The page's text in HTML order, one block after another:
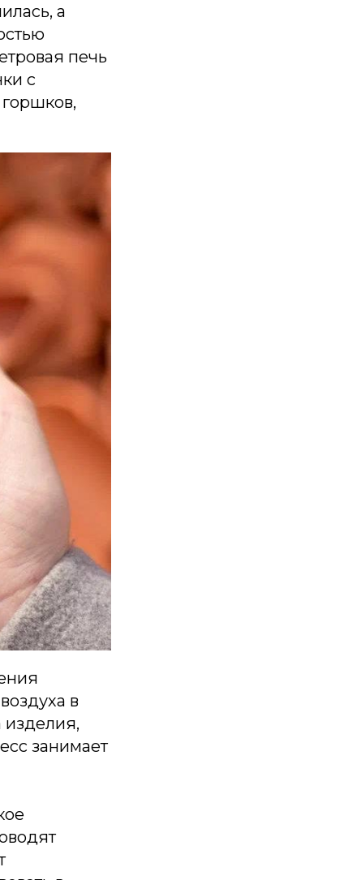
а
печь
с
в
изделия,
занимает